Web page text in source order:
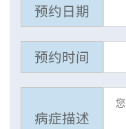
预约日期
预约时间
病症描述